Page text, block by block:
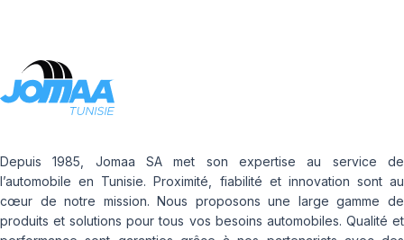
Depuis 1985, Jomaa SA met son expertise au service de
l’automobile en Tunisie. Proximité, fiabilité et innovation sont au
cœur de notre mission. Nous proposons une large gamme de
produits et solutions pour tous vos besoins automobiles. Qualité et